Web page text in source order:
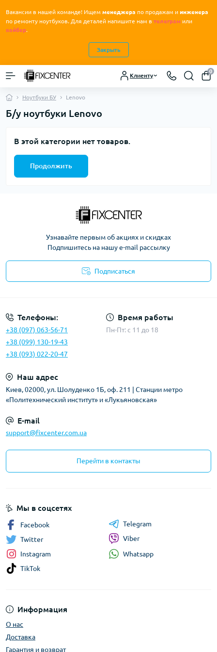
Вакансии в нашей команде! Ищем менеджера по продажам и инженера
по ремонту ноутбуков. Для деталей напишите нам в телеграм или
вайбер.
Закрыть
Клиенту
0
Ноутбуки БУ Lenovo
Б/у ноутбуки Lenovo
В этой категории нет товаров.
Продолжить
Узнавайте первым об акциях и скидках
Подпишитесь на нашу e-mail рассылку
Подписаться
Телефоны:
+38 (097) 063-56-71
+38 (099) 130-19-43
+38 (093) 022-20-47
Время работы
Пн-Пт: c 11 до 18
Наш адрес
Киев, 02000, ул. Шолуденко 1Б, оф. 211 | Станции метро
«Политехнический институт» и «Лукьяновская»
E-mail
support@fixcenter.com.ua
Перейти в контакты
Информация
О нас
Доставка
Гарантия и возврат
Мы в соцсетях
Facebook
Twitter
Instagram
TikTok
Telegram
Viber
Whatsapp